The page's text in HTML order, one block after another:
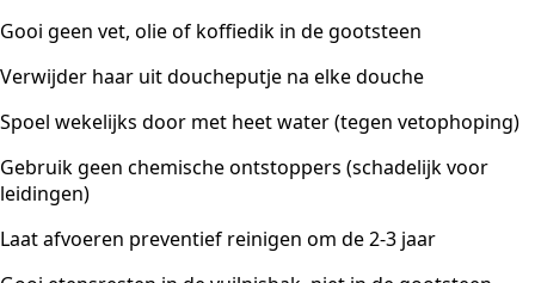
Gooi geen vet, olie of koffiedik in de gootsteen
Verwijder haar uit doucheputje na elke douche
Spoel wekelijks door met heet water (tegen vetophoping)
Gebruik geen chemische ontstoppers (schadelijk voor
leidingen)
Laat afvoeren preventief reinigen om de 2-3 jaar